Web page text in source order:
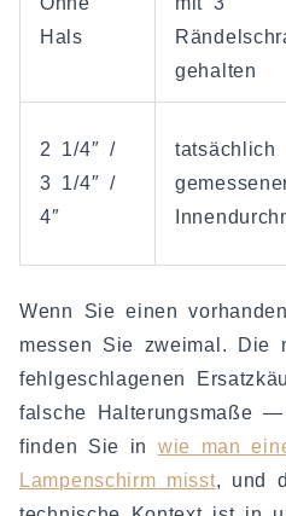
Hals
gehalten
2 1/4″ /
3 1/4″ /
4″
tatsächlich
Wenn Sie einen
messen Sie zweimal. Die
fehlgeschlagenen
falsche Halterungsmaße
finden Sie in wie man
Lampenschirm misst, und